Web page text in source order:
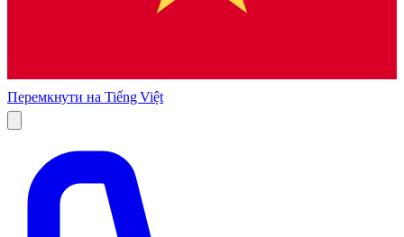
Перемкнути на Tiếng Việt